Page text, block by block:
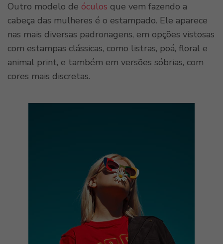
Outro modelo de óculos que vem fazendo a
cabeça das mulheres é o estampado. Ele aparece
nas mais diversas padronagens, em opções vistosas
com estampas clássicas, como listras, poá, floral e
animal print, e também em versões sóbrias, com
cores mais discretas.